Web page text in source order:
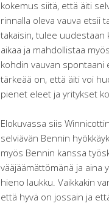
kokemus siitä, että äiti
rinnalla oleva vauva etsii
takaisin, tulee uudestaan
aikaa ja mahdollistaa
kohdin vauvan spontaani
tärkeää on, että äiti voi
pienet eleet ja yritykset
Elokuvassa siis
selviävän Bennin
myös Bennin kanssa
vääjäämättömänä ja aina
hieno laukku. Vaikkakin
että hyvä on jossain ja